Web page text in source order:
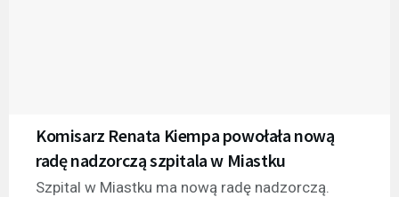
Komisarz Renata Kiempa powołała nową
radę nadzorczą szpitala w Miastku
Szpital w Miastku ma nową radę nadzorczą.